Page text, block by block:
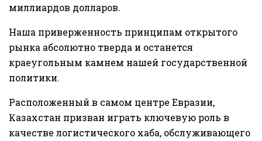
миллиардов долларов.
Наша приверженность принципам открытого
рынка абсолютно тверда и останется
краеугольным камнем нашей государственной
политики.
Расположенный в самом центре Евразии,
Казахстан призван играть ключевую роль в
качестве логистического хаба, обслуживающего